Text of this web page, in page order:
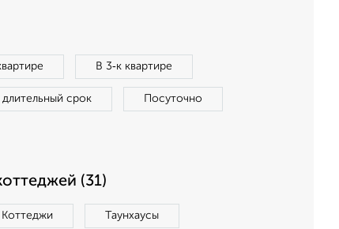
В 3‑к квартире
длительный срок Посуточно
(31)
Коттеджи Таунхаусы